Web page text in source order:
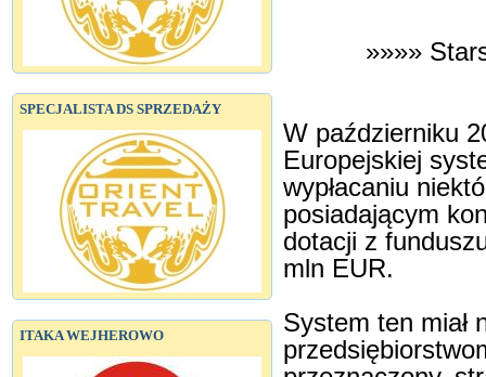
SPECJALISTA DS SPRZEDAŻY
ITAKA WEJHEROWO
»»»»
W październiku
Europejskiej
wypłacaniu
posiadającym
dotacji z
mln EUR.
System ten miał